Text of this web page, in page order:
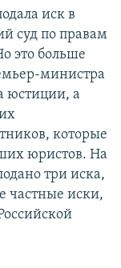
иск в
суд по правам
это больше
министра
юстиции, а
которые
юристов. На
три иска,
частные иски,